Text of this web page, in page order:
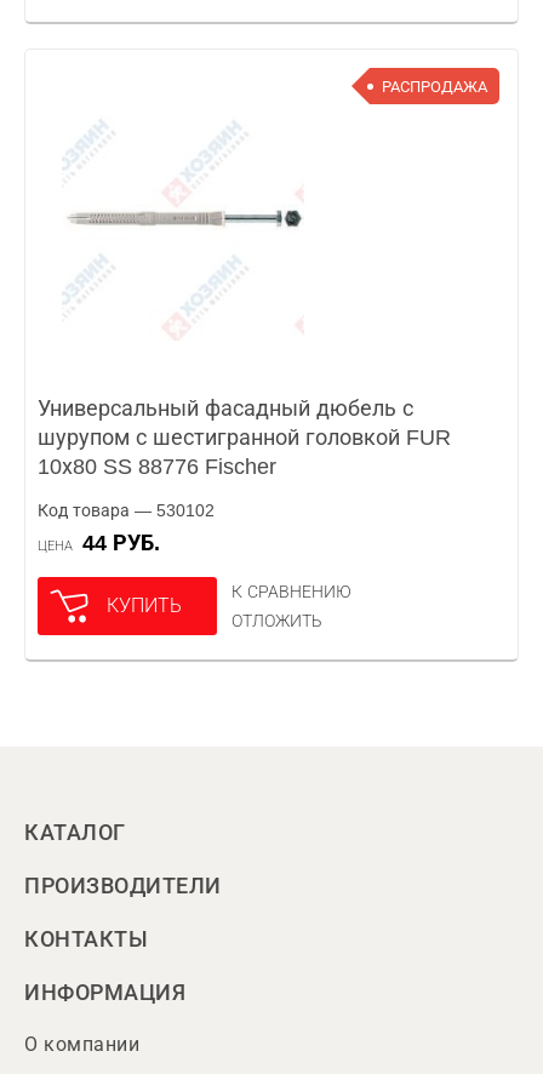
РАСПРОДАЖА
Универсальный фасадный дюбель с
шурупом с шестигранной головкой FUR
10х80 SS 88776 Fischer
Код товара — 530102
ЦЕНА 44 РУБ.
КУПИТЬ
К СРАВНЕНИЮ
ОТЛОЖИТЬ
КАТАЛОГ
ПРОИЗВОДИТЕЛИ
КОНТАКТЫ
ИНФОРМАЦИЯ
О компании